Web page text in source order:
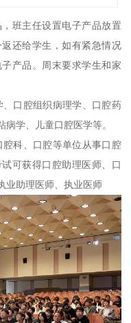
班主任设置电子产品放置
还给学生，如有紧急情况
产品。周末要求学生和家
口腔组织病理学、口腔药
学、儿童口腔医学等。
科、口腔等单位从事口腔
可获得口腔助理医师、口
业助理医师、执业医师